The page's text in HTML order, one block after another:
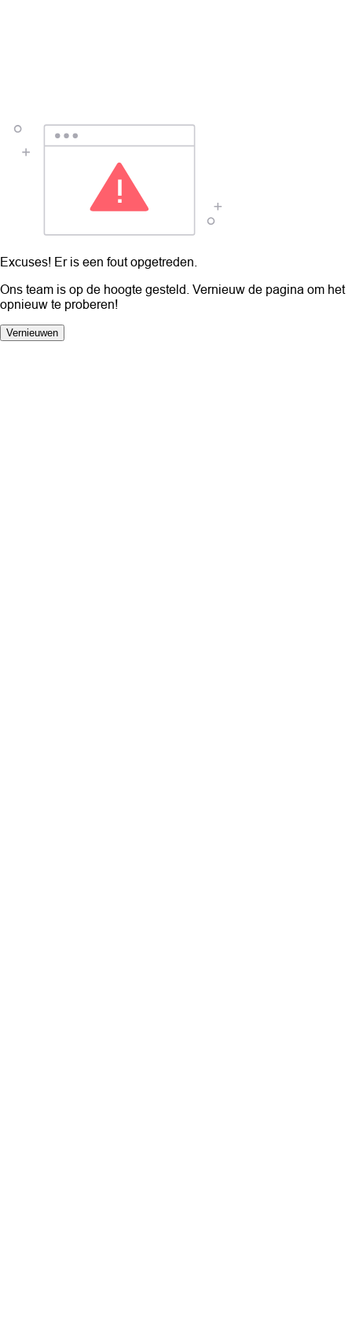
Excuses! Er is een fout opgetreden.
Ons team is op de hoogte gesteld. Vernieuw de pagina om het
opnieuw te proberen!
Vernieuwen